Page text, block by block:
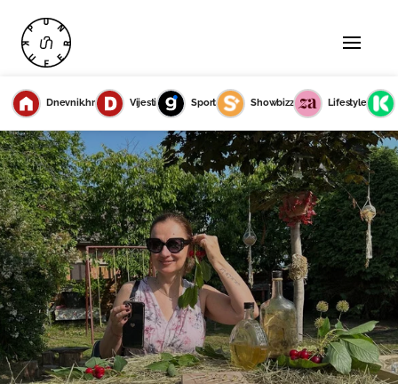
Dnevnik.hr Vijesti Sport Showbizz Lifestyle